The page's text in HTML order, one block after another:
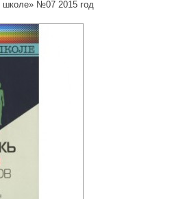
школе» №07 2015 год